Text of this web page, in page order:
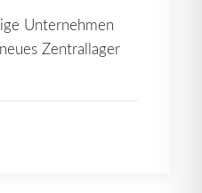
Unternehmen
Zentrallager